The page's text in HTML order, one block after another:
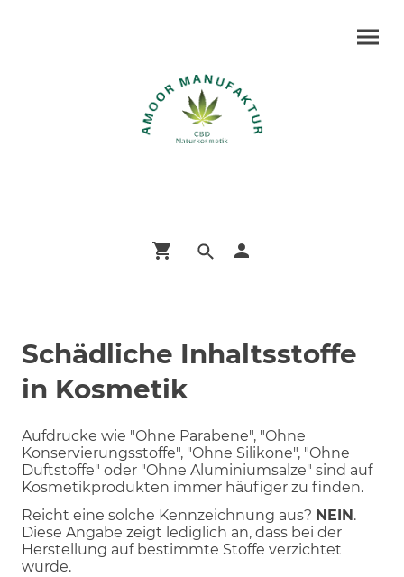
Schädliche Inhaltsstoffe
in Kosmetik
Aufdrucke wie "Ohne Parabene", "Ohne
Konservierungsstoffe", "Ohne Silikone", "Ohne
Duftstoffe" oder "Ohne Aluminiumsalze" sind auf
Kosmetikprodukten immer häufiger zu finden.
Reicht eine solche Kennzeichnung aus? NEIN.
Diese Angabe zeigt lediglich an, dass bei der
Herstellung auf bestimmte Stoffe verzichtet
wurde.